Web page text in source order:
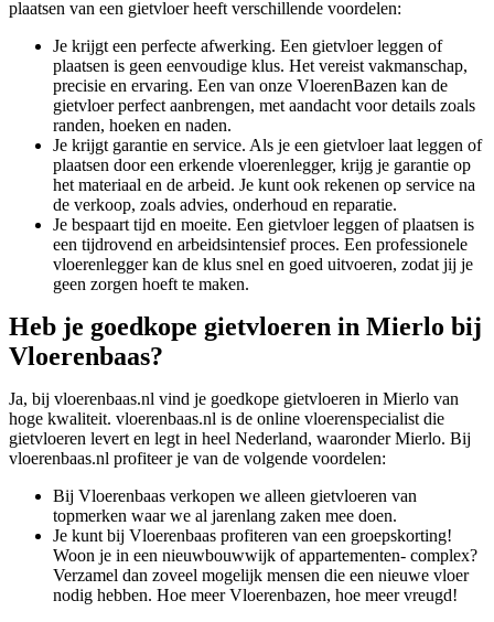
plaatsen van een gietvloer heeft verschillende voordelen:
Je krijgt een perfecte afwerking. Een gietvloer leggen of
plaatsen is geen eenvoudige klus. Het vereist vakmanschap,
precisie en ervaring. Een van onze VloerenBazen kan de
gietvloer perfect aanbrengen, met aandacht voor details zoals
randen, hoeken en naden.
Je krijgt garantie en service. Als je een gietvloer laat leggen of
plaatsen door een erkende vloerenlegger, krijg je garantie op
het materiaal en de arbeid. Je kunt ook rekenen op service na
de verkoop, zoals advies, onderhoud en reparatie.
Je bespaart tijd en moeite. Een gietvloer leggen of plaatsen is
een tijdrovend en arbeidsintensief proces. Een professionele
vloerenlegger kan de klus snel en goed uitvoeren, zodat jij je
geen zorgen hoeft te maken.
Heb je goedkope gietvloeren in Mierlo bij
Vloerenbaas?
Ja, bij vloerenbaas.nl vind je goedkope gietvloeren in Mierlo van
hoge kwaliteit. vloerenbaas.nl is de online vloerenspecialist die
gietvloeren levert en legt in heel Nederland, waaronder Mierlo. Bij
vloerenbaas.nl profiteer je van de volgende voordelen:
Bij Vloerenbaas verkopen we alleen gietvloeren van
topmerken waar we al jarenlang zaken mee doen.
Je kunt bij Vloerenbaas profiteren van een groepskorting!
Woon je in een nieuwbouwwijk of appartementen- complex?
Verzamel dan zoveel mogelijk mensen die een nieuwe vloer
nodig hebben. Hoe meer Vloerenbazen, hoe meer vreugd!